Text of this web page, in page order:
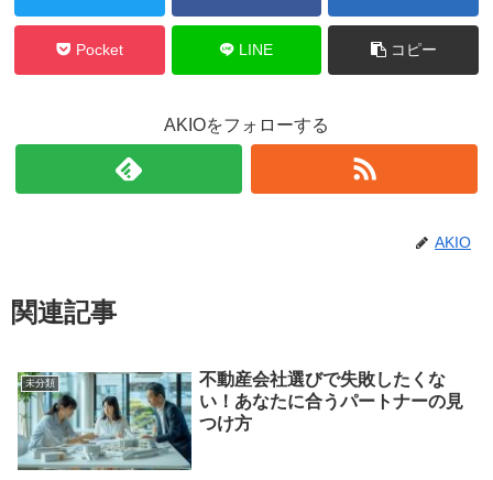
Pocket LINE コピー
AKIOをフォローする
AKIO
関連記事
未分類
不動産会社選びで失敗したくな
い！あなたに合うパートナーの見
つけ方